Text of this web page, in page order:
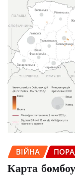
ВІЙНА
Карта